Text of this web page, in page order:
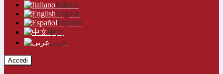
Italiano
English
Español
中文
عربى
Accedi